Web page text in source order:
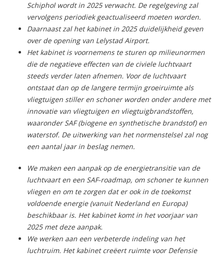
Schiphol wordt in 2025 verwacht. De regelgeving zal
vervolgens periodiek geactualiseerd moeten worden.
Daarnaast zal het kabinet in 2025 duidelijkheid geven
over de opening van Lelystad Airport.
Het kabinet is voornemens te sturen op milieunormen
die de negatieve effecten van de civiele luchtvaart
steeds verder laten afnemen. Voor de luchtvaart
ontstaat dan op de langere termijn groeiruimte als
vliegtuigen stiller en schoner worden onder andere met
innovatie van vliegtuigen en vliegtuigbrandstoffen,
waaronder SAF (biogene en synthetische brandstof) en
waterstof. De uitwerking van het normenstelsel zal nog
een aantal jaar in beslag nemen.
We maken een aanpak op de energietransitie van de
luchtvaart en een SAF-roadmap, om schoner te kunnen
vliegen en om te zorgen dat er ook in de toekomst
voldoende energie (vanuit Nederland en Europa)
beschikbaar is. Het kabinet komt in het voorjaar van
2025 met deze aanpak.
We werken aan een verbeterde indeling van het
luchtruim. Het kabinet creëert ruimte voor Defensie